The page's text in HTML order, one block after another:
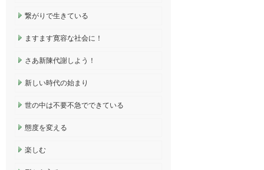
繋がりで生きている
ますます寛容な社会に！
さあ新陳代謝しよう！
新しい時代の始まり
世の中は不要不急でできている
態度を変える
楽しむ